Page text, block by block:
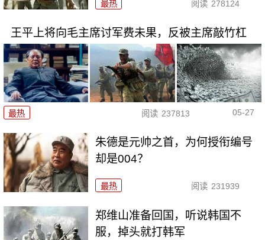
最热 阅读 278124
王平上将向毛主席讨军费未果，反被主席敲竹杠
最热 阅读 237813 05-27
朱德是元帅之首，为何授衔编号
却是004？
最热 阅读 231939
郑维山准备回国，听说韩国不
服，掉头就打韩军